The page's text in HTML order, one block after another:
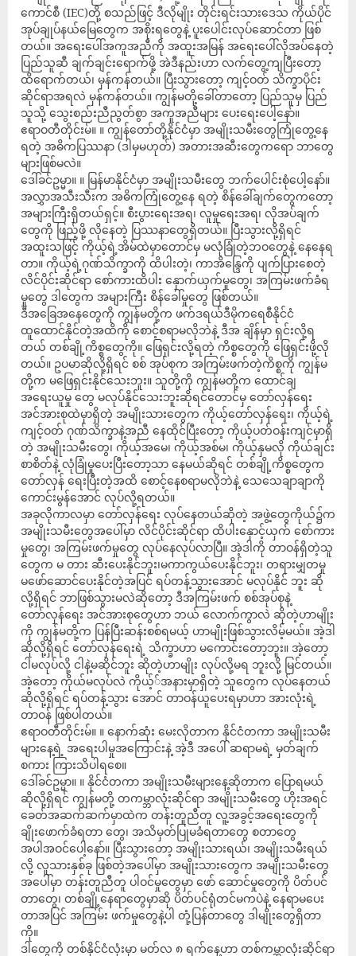
ကောင်စီ (IEC)တို့ စသည်ဖြင့် ဒီလိုမျိုး တိုင်းရင်းသားဒေသ ကိုယ်ပိုင်
အုပ်ချုပ်နယ်မြေတွေက အစိုးရတွေနဲ့ ပူးပေါင်းလုပ်ဆောင်တာ ဖြစ်
တယ်။ အရေးပေါ်အကူအညီကို အထူးအမြန် အရေးပေါ်လိုအပ်နေတဲ့
ပြည်သူဆီ ချက်ချင်းရောက်ဖို့ အဲဒီနည်းဟာ လက်တွေ့ကျပြီးတော့
ထိရောက်တယ်၊ မှန်ကန်တယ်။ ပြီးသွားတော့ ကျင့်ဝတ် သိက္ခာပိုင်း
ဆိုင်ရာအရလဲ မှန်ကန်တယ်။ ကျွန်မတို့ခေါ်တာတော့ ပြည်သူမှ ပြည်
သူသို့ သွေးစည်းညီညွတ်စွာ အကူအညီများ ပေးရေးပေါ့နော်။
ဧရာဝတီတိုင်းမ်။ ။ ကျွန်တော်တို့နိုင်ငံမှာ အမျိုးသမီးတွေကြုံတွေ့နေ
ရတဲ့ အဓိကပြဿနာ (ဒါမှမဟုတ်) အတားအဆီးတွေကရော ဘာတွေ
များဖြစ်မလဲ။
ဒေါ်ခင်ဥမ္မာ။ ။ မြန်မာနိုင်ငံမှာ အမျိုးသမီးတွေ ဘက်ပေါင်းစုံပေါ့နော်။
အလွှာအသီးသီးက အဓိကကြုံတွေ့နေ ရတဲ့ စိန်ခေါ်ချက်တွေကတော့
အများကြီးရှိတယ်ရှင့်။ စီးပွားရေးအရ၊ လူမှုရေးအရ၊ လိုအပ်ချက်
တွေကို ဖြည့်ဖို့ လိုနေတဲ့ ပြဿနာတွေရှိတယ်။ ပြီးသွားလို့ရှိရင်
အထူးသဖြင့် ကိုယ့်ရဲ့အိမ်ထဲမှာတောင်မှ မလုံခြုံတဲ့ဘဝတွေနဲ့ နေနေရ
တာ။ ကိုယ့်ရဲ့ဂုဏ်သိက္ခာကို ထိပါးတဲ့၊ ကာအိန္ဒြေကို ပျက်ပြားစေတဲ့
လိင်ပိုင်းဆိုင်ရာ စော်ကားထိပါး နှောက်ယှက်မှုတွေ၊ အကြမ်းဖက်ခံရ
မှုတွေ ဒါတွေက အများကြီး စိန်ခေါ်မှုတွေ ဖြစ်တယ်။
ဒီအခြေအနေတွေကို ကျွန်မတို့က ဖက်ဒရယ်ဒီမိုကရေစီနိုင်ငံ
ထူထောင်နိုင်တဲ့အထိကို စောင့်စရာမလိုဘဲနဲ့ ဒီအ ချိန်မှာ ရှင်းလို့ရ
တယ် တစ်ချို့ကိစ္စတွေကို။ ဖြေရှင်းလို့ရတဲ့ ကိစ္စတွေကို ဖြေရှင်းဖို့လို
တယ်။ ဥပမာဆိုလို့ရှိရင် စစ် အုပ်စုက အကြမ်းဖက်တဲ့ကိစ္စကို ကျွန်မ
တို့က မဖြေရှင်းနိုင်သေးဘူး။ သူတို့ကို ကျွန်မတို့က ထောင်ချ
အရေးယူမှု တွေ မလုပ်နိုင်သေးဘူးဆိုရင်တောင်မှ တော်လှန်ရေး
အင်အားစုထဲမှာရှိတဲ့ အမျိုးသားတွေက ကိုယ့်တော်လှန်ရေး၊ ကိုယ့်ရဲ့
ကျင့်ဝတ် ဂုဏ်သိက္ခာနဲ့အညီ နေထိုင်ပြီးတော့ ကိုယ့်ပတ်ဝန်းကျင်မှာရှိ
တဲ့ အမျိုးသမီးတွေ၊ ကိုယ့်အမေ၊ ကိုယ့်အစ်မ၊ ကိုယ့်နှမလို ကိုယ်ချင်း
စာစိတ်နဲ့ လုံခြုံမှုပေးပြီးတော့သာ နေမယ်ဆိုရင် တစ်ချို့ကိစ္စတွေက
တော်လှန် ရေးပြီးတဲ့အထိ စောင့်နေစရာမလိုဘဲနဲ့ သေသေချာချာကို
ကောင်းမွန်အောင် လုပ်လို့ရတယ်။
အခုလိုကာလမှာ တော်လှန်ရေး လုပ်နေတယ်ဆိုတဲ့ အဖွဲ့တွေကိုယ်၌က
အမျိုးသမီးတွေအပေါ်မှာ လိင်ပိုင်းဆိုင်ရာ ထိပါးနှောင့်ယှက် စော်ကား
မှုတွေ၊ အကြမ်းဖက်မှုတွေ လုပ်နေလုပ်လာပြီ။ အဲ့ဒါကို တာဝန်ရှိတဲ့သူ
တွေက မ တား ဆီးပေးနိုင်ဘူး၊မကာကွယ်ပေးနိုင်ဘူး၊ တရားမျှတမှု
မဖော်ဆောင်ပေးနိုင်တဲ့အပြင် ရပ်တန့်သွားအောင် မလုပ်နိုင် ဘူး ဆို
လို့ရှိရင် ဘာဖြစ်သွားမလဲဆိုတော့ ဒီအကြမ်းဖက် စစ်အုပ်စုနဲ့
တော်လှန်ရေး အင်အားစုတွေဟာ ဘယ် လောက်ကွာလဲ ဆိုတဲ့ဟာမျိုး
ကို ကျွန်မတို့က ပြန်ပြီးဆန်းစစ်ရမယ့် ဟာမျိုးဖြစ်သွားလိမ့်မယ်။ အဲ့ဒါ
ဆိုလို့ရှိရင် တော်လှန်ရေးရဲ့ သိက္ခာဟာ မကောင်းတော့ဘူး။ အဲ့တော့
ငါမလုပ်လို့ ငါနဲ့မဆိုင်ဘူး ဆိုတဲ့ဟာမျိုး လုပ်လို့မရ ဘူးလို့ မြင်တယ်။
အဲ့တော့ ကိုယ်မလုပ်လဲ ကိုယ့််အနားမှာရှိတဲ့ သူတွေက လုပ်နေတယ်
ဆိုလို့ရှိရင် ရပ်တန့်သွား အောင် တာဝန်ယူပေးရမှာဟာ အားလုံးရဲ့
တာဝန် ဖြစ်ပါတယ်။
ဧရာဝတီတိုင်းမ်။ ။ နောက်ဆုံး မေးလိုတာက နိုင်ငံတကာ အမျိုးသမီး
များနေ့ရဲ့ အရေးပါမှုအကြောင်းနဲ့ အဲ့ဒီ အပေါ် ဆရာမရဲ့ မှတ်ချက်
စကား ကြားသိပါရစေ။
ဒေါ်ခင်ဥမ္မာ။ ။ နိုင်ငံတကာ အမျိုးသမီးများနေ့ဆိုတာက ပြောရမယ်
ဆိုလို့ရှိရင် ကျွန်မတို့ တကမ္ဘာလုံးဆိုင်ရာ အမျိုးသမီးတွေ ဟိုးအရင်
ခေတ်အဆက်ဆက်မှာထဲက တန်းတူညီတူ လူ့အခွင့်အရေးတွေကို
ချိုးဖောက်ခံရတာ တွေ၊ အသိမှတ်ပြုမခံရတာတွေ စတာတွေ
အပါအဝင်ပေါ့နော်။ ပြီးသွားတော့ အမျိုးသားရယ်၊ အမျိုးသမီးရယ်
လို့ လူသားနှစ်ခု ဖြစ်တဲ့အပေါ်မှာ အမျိုးသားတွေက အမျိုးသမီးတွေ
အပေါ်မှာ တန်းတူညီတူ ပါဝင်မှုတွေမှာ ဖော် ဆောင်မှုတွေကို ပိတ်ပင်
တာတွေ၊ တစ်ချို့နေရာတွေမှာဆို ပိတ်ပင်ရုံတင်မကပဲနဲ့ နေရာမပေး
တာအပြင် အကြမ်း ဖက်မှုတွေနဲ့ပါ တုံ့ပြန်တာတွေ ဒါမျိုးတွေရှိတာ
ကို။
ဒါတွေကို တစ်နိုင်ငံလုံးမှာ မတ်လ ၈ ရက်နေ့ဟာ တစ်ကမ္ဘာလုံးဆိုင်ရာ